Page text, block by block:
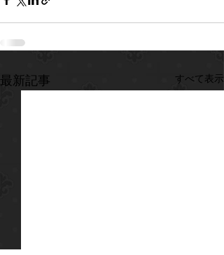
最新記事 すべて表示